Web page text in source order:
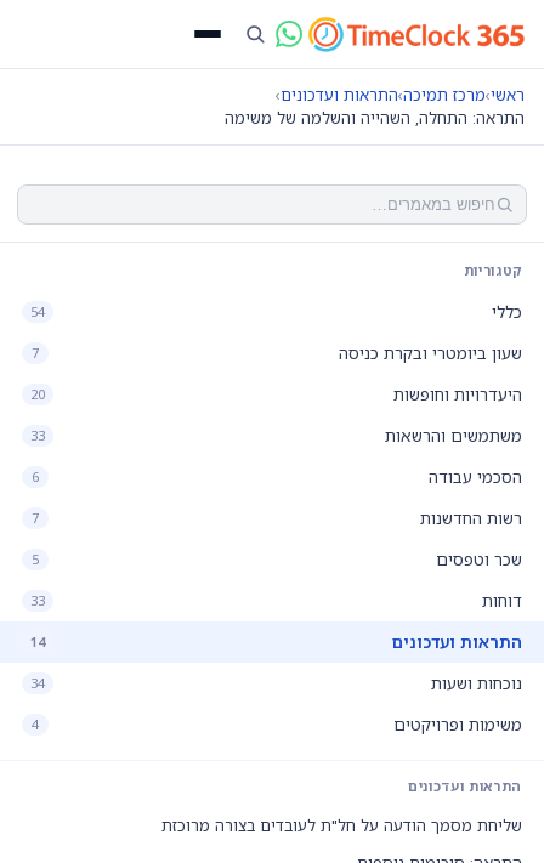
ראשי›מרכז תמיכה›התראות ועדכונים›
התראה: התחלה, השהייה והשלמה של משימה
קטגוריות
כללי 54
שעון ביומטרי ובקרת כניסה 7
היעדרויות וחופשות 20
משתמשים והרשאות 33
הסכמי עבודה 6
רשות החדשנות 7
שכר וטפסים 5
דוחות 33
התראות ועדכונים 14
נוכחות ושעות 34
משימות ופרויקטים 4
התראות ועדכונים
שליחת מסמך הודעה על חל"ת לעובדים בצורה מרוכזת